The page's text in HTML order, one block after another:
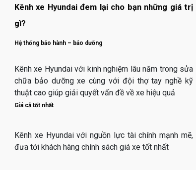
Kênh xe Hyundai đem lại cho bạn những giá trị
gì?
Hệ thống bảo hành – bảo dưỡng
Kênh xe Hyundai với kinh nghiệm lâu năm trong sửa
chữa bảo dưỡng xe cùng với đội thợ tay nghề kỹ
thuật cao giúp giải quyết vấn đề về xe hiệu quả
Giá cả tốt nhất
Kênh xe Hyundai với nguồn lực tài chính mạnh mẽ,
đưa tới khách hàng chính sách giá xe tốt nhất